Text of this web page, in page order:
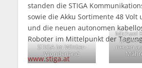
standen die STIGA
sowie die Akku Sortimente 48 Volt
und die neuen autonomen
Roboter im Mittelpunkt der
www.stiga.at
Michael
neuen
STIGA im Winter-
Wonderland